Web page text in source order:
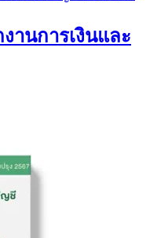
านการเงินและ